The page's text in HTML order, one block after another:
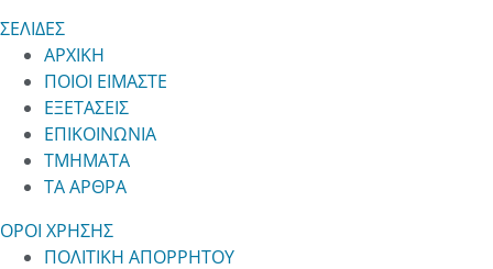
ΣΕΛΙΔΕΣ
ΑΡΧΙΚΗ
ΠΟΙΟΙ ΕΙΜΑΣΤΕ
ΕΞΕΤΑΣΕΙΣ
ΕΠΙΚΟΙΝΩΝΙΑ
ΤΜΗΜΑΤΑ
ΤΑ ΑΡΘΡΑ
ΟΡΟΙ ΧΡΗΣΗΣ
ΠΟΛΙΤΙΚΗ ΑΠΟΡΡΗΤΟΥ